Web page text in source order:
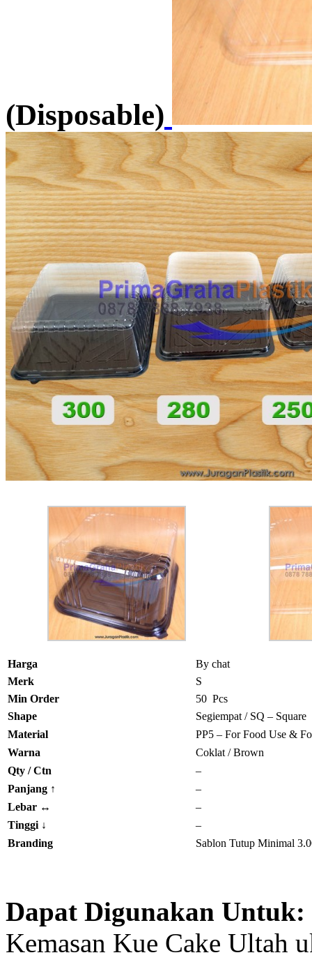
(Disposable)
Harga
By chat
Merk
S
Min Order
50 Pcs
Shape
Segiempat / SQ – Square
Material
PP5 – For Food Use &
Warna
Coklat / Brown
Qty / Ctn
–
Panjang ↑
–
Lebar ↔
–
Tinggi ↓
–
Branding
Sablon Tutup Minimal
Dapat Digunakan Untuk:
Kemasan Kue Cake Ultah